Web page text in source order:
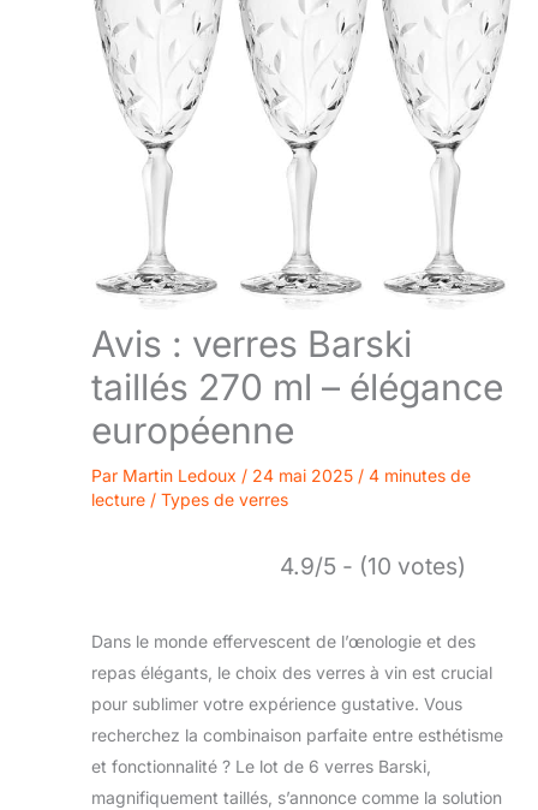
Avis : verres Barski
taillés 270 ml – élégance
européenne
Par Martin Ledoux / 24 mai 2025 / 4 minutes de
lecture / Types de verres
4.9/5 - (10 votes)
Dans le monde effervescent de l’œnologie et des
repas élégants, le choix des verres à vin est crucial
pour sublimer votre expérience gustative. Vous
recherchez la combinaison parfaite entre esthétisme
et fonctionnalité ? Le lot de 6 verres Barski,
magnifiquement taillés, s’annonce comme la solution